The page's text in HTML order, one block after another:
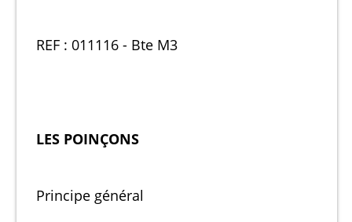
REF : 011116 - Bte M3
LES POINÇONS
Principe général